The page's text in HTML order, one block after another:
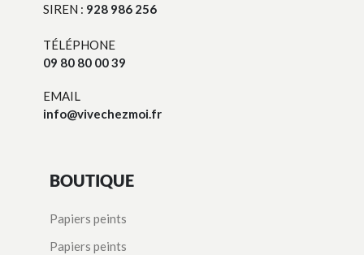
SIREN : 928 986 256
TÉLÉPHONE
09 80 80 00 39
EMAIL
info@vivechezmoi.fr
BOUTIQUE
Papiers peints
Papiers peints